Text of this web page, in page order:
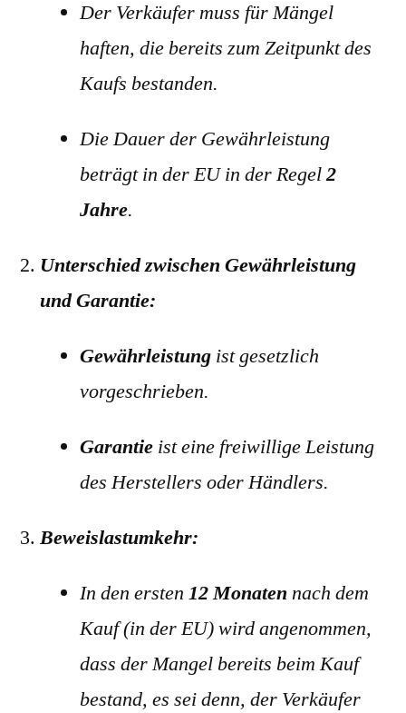
Der Verkäufer muss für Mängel
haften, die bereits zum Zeitpunkt des
Kaufs bestanden.
Die Dauer der Gewährleistung
beträgt in der EU in der Regel2
Jahre.
Unterschied zwischen Gewährleistung
und Garantie:
Gewährleistung ist gesetzlich
vorgeschrieben.
Garantie ist eine freiwillige Leistung
des Herstellers oder Händlers.
Beweislastumkehr:
In den ersten 12 Monaten nach dem
Kauf (in der EU) wird angenommen,
dass der Mangel bereits beim Kauf
bestand, es sei denn, der Verkäufer